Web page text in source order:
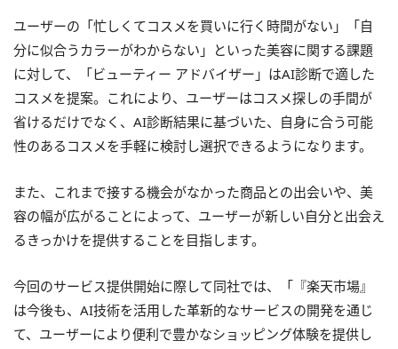
ユーザーの「忙しくてコスメを買いに行く時間がない」「自
分に似合うカラーがわからない」といった美容に関する課題
に対して、「ビューティー アドバイザー」はAI診断で適した
コスメを提案。これにより、ユーザーはコスメ探しの手間が
省けるだけでなく、AI診断結果に基づいた、自身に合う可能
性のあるコスメを手軽に検討し選択できるようになります。
また、これまで接する機会がなかった商品との出会いや、美
容の幅が広がることによって、ユーザーが新しい自分と出会え
るきっかけを提供することを目指します。
今回のサービス提供開始に際して同社では、「『楽天市場』
は今後も、AI技術を活用した革新的なサービスの開発を通じ
て、ユーザーにより便利で豊かなショッピング体験を提供し